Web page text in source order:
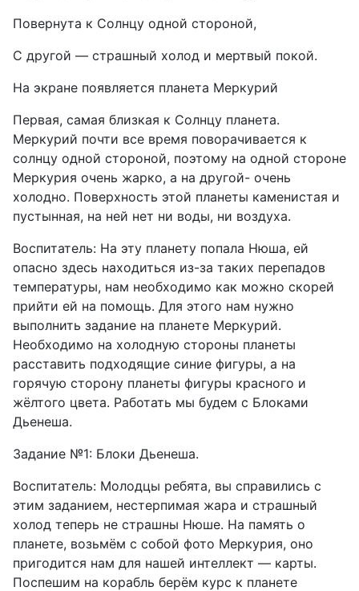
Повернута к Солнцу одной стороной,
С другой — страшный холод и мертвый покой.
На экране появляется планета Меркурий
Первая, самая близкая к Солнцу планета.
Меркурий почти все время поворачивается к
солнцу одной стороной, поэтому на одной стороне
Меркурия очень жарко, а на другой- очень
холодно. Поверхность этой планеты каменистая и
пустынная, на ней нет ни воды, ни воздуха.
Воспитатель: На эту планету попала Нюша, ей
опасно здесь находиться из-за таких перепадов
температуры, нам необходимо как можно скорей
прийти ей на помощь. Для этого нам нужно
выполнить задание на планете Меркурий.
Необходимо на холодную стороны планеты
расставить подходящие синие фигуры, а на
горячую сторону планеты фигуры красного и
жёлтого цвета. Работать мы будем с Блоками
Дьенеша.
Задание №1: Блоки Дьенеша.
Воспитатель: Молодцы ребята, вы справились с
этим заданием, нестерпимая жара и страшный
холод теперь не страшны Нюше. На память о
планете, возьмём с собой фото Меркурия, оно
пригодится нам для нашей интеллект — карты.
Поспешим на корабль берём курс к планете